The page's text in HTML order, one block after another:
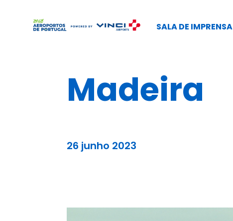
SALA DE IMPRENSA
Madeira
26 junho 2023